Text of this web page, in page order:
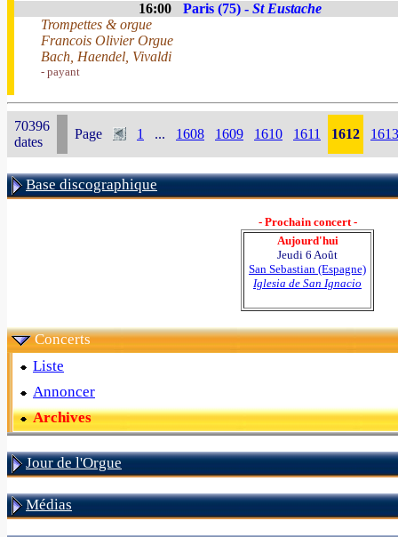
16:00 Paris (75) - St Eustache
Trompettes & orgue
Francois Olivier Orgue
Bach, Haendel, Vivaldi
- payant
70396
dates
Page 1 ... 1608 1609 1610 1611 1612 1613
Base discographique
- Prochain concert -
Aujourd'hui
Jeudi 6 Août
San Sebastian (Espagne)
Iglesia de San Ignacio
Concerts
Liste
Annoncer
Archives
Jour de l'Orgue
Médias